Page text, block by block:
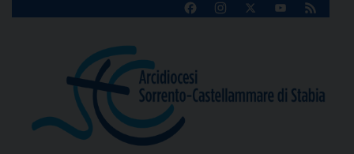
FacebookInstagram
X
YouTube
Feed